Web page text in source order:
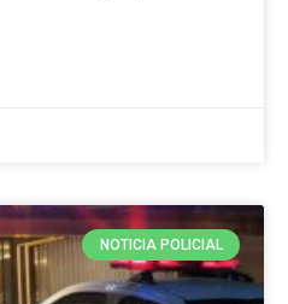
NOTICIA POLICIAL